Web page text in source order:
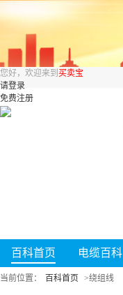
您好，欢迎来到 买卖宝
请登录
免费注册
百科首页 电缆百科
当前位置： 百科首页 >绕组线